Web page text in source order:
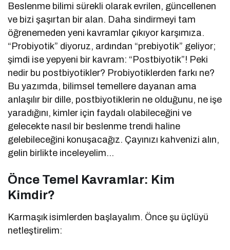
Beslenme bilimi sürekli olarak evrilen, güncellenen
ve bizi şaşırtan bir alan. Daha sindirmeyi tam
öğrenemeden yeni kavramlar çıkıyor karşımıza.
“Probiyotik” diyoruz, ardından “prebiyotik” geliyor;
şimdi ise yepyeni bir kavram: “Postbiyotik”! Peki
nedir bu postbiyotikler? Probiyotiklerden farkı ne?
Bu yazımda, bilimsel temellere dayanan ama
anlaşılır bir dille, postbiyotiklerin ne olduğunu, ne işe
yaradığını, kimler için faydalı olabileceğini ve
gelecekte nasıl bir beslenme trendi haline
gelebileceğini konuşacağız. Çayınızı kahvenizi alın,
gelin birlikte inceleyelim…
Önce Temel Kavramlar: Kim
Kimdir?
Karmaşık isimlerden başlayalım. Önce şu üçlüyü
netleştirelim: